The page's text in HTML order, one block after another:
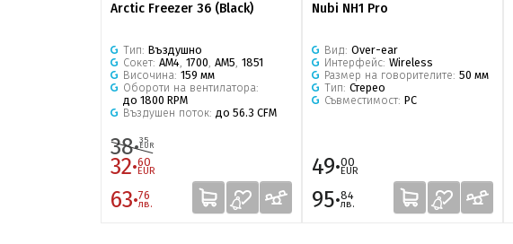
Arctic Freezer 36 (Black)
Тип: Въздушно
Сокет: AM4 1700 AM5 1851
Височина: 159 мм
Обороти на вентилатора:
до 1800 RPM
Въздушен поток: до 56.3 CFM
38·35
EUR
32·60
EUR
63·76
лв.
Nubi NH1 Pro
Вид: Over-ear
Интерфейс: Wireless
Размер на говорителите: 50 мм
Тип: Стерео
Съвместимост: PC
49·00
EUR
95·84
лв.